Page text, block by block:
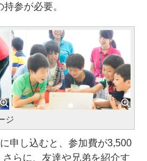
参が必要。
ジ
申し込むと、参加費が3,500
らに、友達や兄弟を紹介す